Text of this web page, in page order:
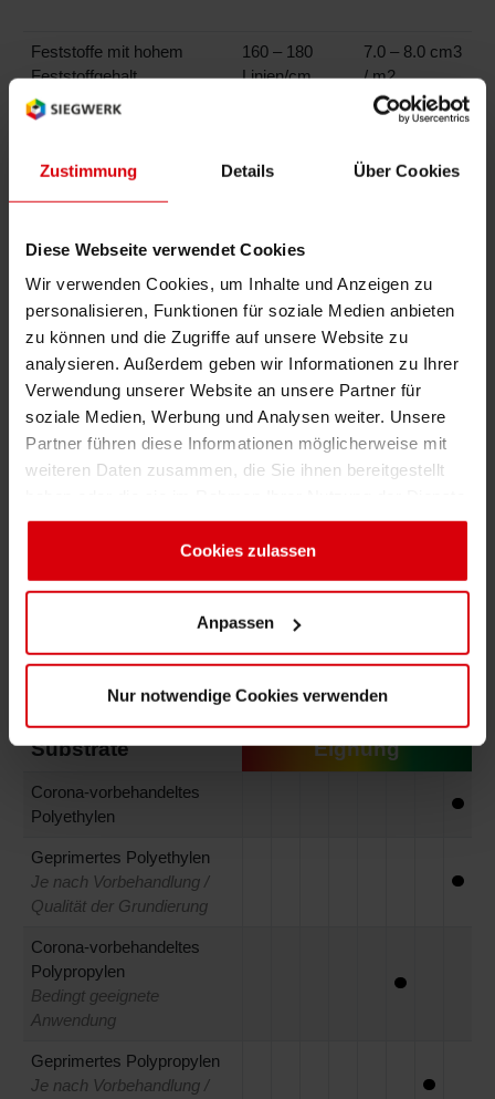
Zustimmung Details Über Cookies
Diese Webseite verwendet Cookies
Wir verwenden Cookies, um Inhalte und Anzeigen zu
personalisieren, Funktionen für soziale Medien anbieten
zu können und die Zugriffe auf unsere Website zu
analysieren. Außerdem geben wir Informationen zu Ihrer
Verwendung unserer Website an unsere Partner für
soziale Medien, Werbung und Analysen weiter. Unsere
Partner führen diese Informationen möglicherweise mit
weiteren Daten zusammen, die Sie ihnen bereitgestellt
gesammelt haben. Sie geben Einwilligung zu unseren
Cookies, wenn Sie unsere Webseite weiterhin nutzen.
Cookies zulassen
Anpassen
Nur notwendige Cookies verwenden
Feststoffe mit hohem
Feststoffgehalt
160 – 180
Linien/cm
7.0 – 8.0 cm3
/ m2
SICURA Nutriflex Series Produktportfolio
umfasst
Inks Metallics
Adhesives
Additives
Whites
Technische Merkmale
Substrate Eignung
Corona-vorbehandeltes
Polyethylen
Geprimertes Polyethylen
Je nach Vorbehandlung /
Qualität der Grundierung
Corona-vorbehandeltes
Polypropylen
Bedingt geeignete
Anwendung
Geprimertes Polypropylen
Je nach Vorbehandlung /